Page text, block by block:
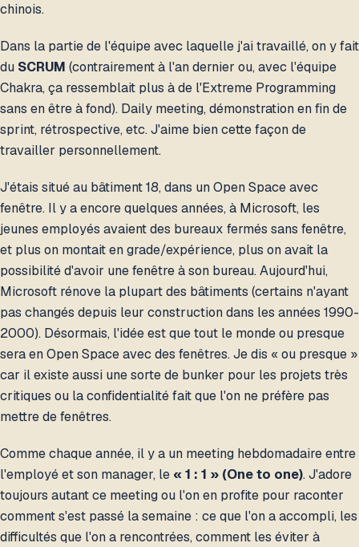
chinois.
Dans la partie de l'équipe avec laquelle j'ai travaillé, on y fait
du SCRUM (contrairement à l'an dernier ou, avec l'équipe
Chakra, ça ressemblait plus à de l'Extreme Programming
sans en être à fond). Daily meeting, démonstration en fin de
sprint, rétrospective, etc. J'aime bien cette façon de
travailler personnellement.
J'étais situé au bâtiment 18, dans un Open Space avec
fenêtre. Il y a encore quelques années, à Microsoft, les
jeunes employés avaient des bureaux fermés sans fenêtre,
et plus on montait en grade/expérience, plus on avait la
possibilité d'avoir une fenêtre à son bureau. Aujourd'hui,
Microsoft rénove la plupart des bâtiments (certains n'ayant
pas changés depuis leur construction dans les années 1990-
2000). Désormais, l'idée est que tout le monde ou presque
sera en Open Space avec des fenêtres. Je dis « ou presque »
car il existe aussi une sorte de bunker pour les projets très
critiques ou la confidentialité fait que l'on ne préfère pas
mettre de fenêtres.
Comme chaque année, il y a un meeting hebdomadaire entre
l'employé et son manager, le « 1 : 1 » (One to one). J'adore
toujours autant ce meeting ou l'on en profite pour raconter
comment s'est passé la semaine : ce que l'on a accompli, les
difficultés que l'on a rencontrées, comment les éviter à